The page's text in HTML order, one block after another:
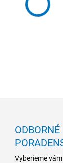
- na
ODBORNÉ
Vyberieme vám